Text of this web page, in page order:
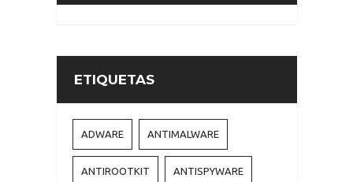
ETIQUETAS
ADWARE ANTIMALWARE
ANTIROOTKIT ANTISPYWARE